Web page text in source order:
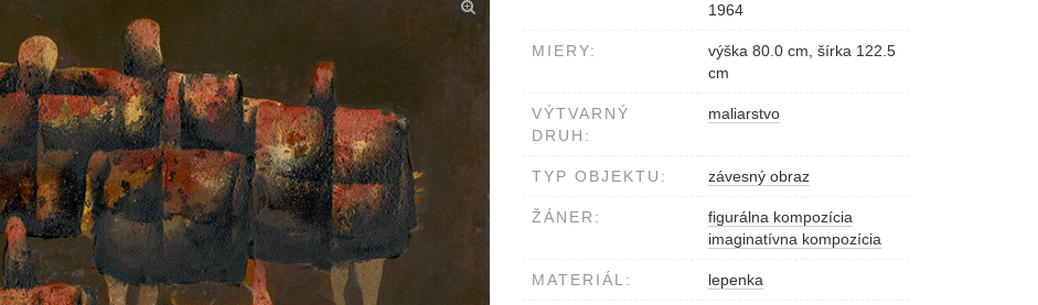
1964
MIERY:
výška 80.0 cm, šírka 122.5
cm
VÝTVARNÝ
DRUH:
maliarstvo
TYP OBJEKTU: závesný obraz
ŽÁNER:
figurálna kompozícia
imaginatívna kompozícia
MATERIÁL: lepenka